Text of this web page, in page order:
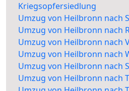
Kriegsopfersiedlung
Umzug von Heilbronn nach
Umzug von Heilbronn nach
Umzug von Heilbronn nach
Umzug von Heilbronn nach
Umzug von Heilbronn nach
Umzug von Heilbronn nach